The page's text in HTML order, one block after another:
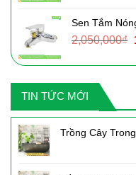
Sen Tắm
2,050,000₫
TIN TỨC MỚI
Trồng Cây